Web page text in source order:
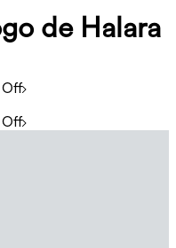
de Halara
Off
Off